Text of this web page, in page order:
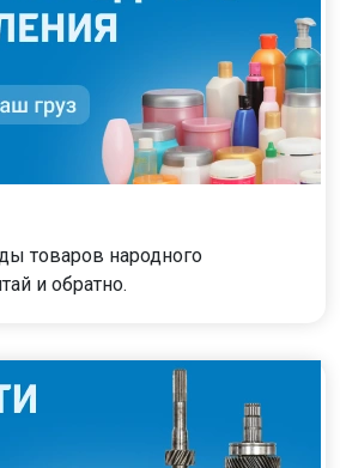
товаров народного
и обратно.